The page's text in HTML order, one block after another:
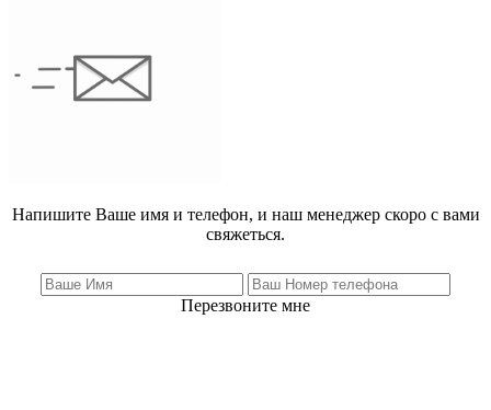
Напишите Ваше имя и телефон, и наш менеджер скоро с вами
свяжеться.
Перезвоните мне